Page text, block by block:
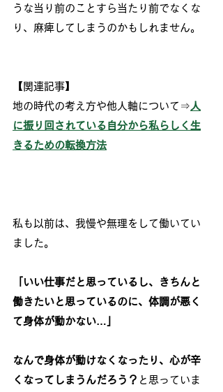
うな当り前のことすら当たり前でなくな
り、麻痺してしまうのかもしれません。
【関連記事】
地の時代の考え方や他人軸について⇒ 人
に振り回されている自分から私らしく生
きるための転換方法
私も以前は、我慢や無理をして働いてい
ました。
「いい仕事だと思っているし、きちんと
働きたいと思っているのに、体調が悪く
て身体が動かない…」
なんで身体が動けなくなったり、心が辛
くなってしまうんだろう？ と思っていま